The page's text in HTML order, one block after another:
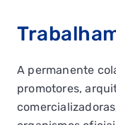
A permanente
promotores,